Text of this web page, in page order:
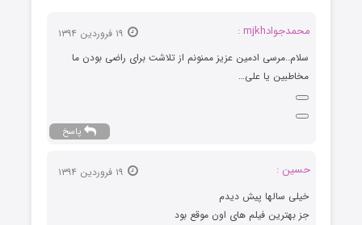
محمدجوادmjkh :
سلام..مرسی ادمین عزیز ممنونم از تلاشت برای راضی بودن ما
مخاطبین یا علی…
پاسخ
حسین :
خیلی سالها پیش دیدم
جز بهترین فیلم های اون موقع بود